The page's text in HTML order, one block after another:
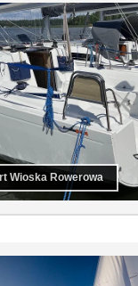
Wioska Rowerowa